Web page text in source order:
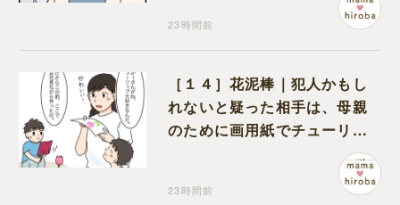
23時間前
［１４］花泥棒｜犯人かもし
れないと疑った相手は、母親
のために画用紙でチューリッ
プを作っていただけだった
23時間前